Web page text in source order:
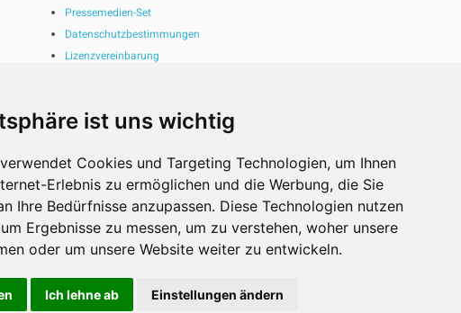
ist uns wichtig
Cookies und Targeting Technologien, um Ihnen
Erlebnis zu ermöglichen und die Werbung, die Sie
Ihre Bedürfnisse anzupassen. Diese Technologien nutzen
Ergebnisse zu messen, um zu verstehen, woher unsere
oder um unsere Website weiter zu entwickeln.
Ich lehne ab Einstellungen ändern
Pressemedien-Set
Datenschutzbestimmungen
Lizenzvereinbarung